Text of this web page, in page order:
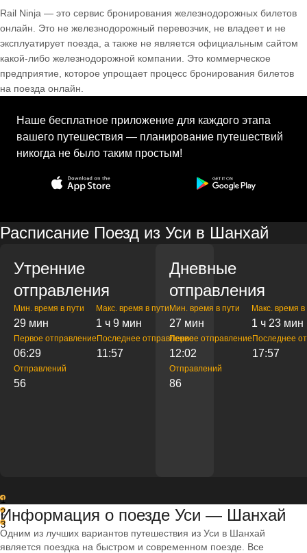
Rail Ninja — это сервис бронирования железнодорожных билетов
онлайн. Это не железнодорожный перевозчик, не владеет и не
эксплуатирует поезда, а также не является официальным сайтом
какой-либо железнодорожной компании. Это коммерческое
предприятие, которое упрощает процесс бронирования билетов
на поезда онлайн.
Наше бесплатное приложение для каждого этапа
вашего путешествия — планирование путешествий
никогда не было таким простым!
Расписание Поезд из Уси в Шанхай
Утренние
отправления
Мин. время в пути
29 мин
Макс. время в пути
1 ч 9 мин
Первое отправление
06:29
Последнее отправление
11:57
Отправлений
56
Дневные
отправления
Мин. время в пути
27 мин
Макс. время в
1 ч 23 мин
Первое отправление
12:02
Последнее
17:57
Отправлений
86
1
2
3
Информация о поезде Уси — Шанхай
Одним из лучших вариантов путешествия из Уси в Шанхай
является поездка на быстром и современном поезде. Все